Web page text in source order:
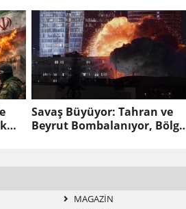
Eden Yazısı
Savaş Büyüyor: Tahran ve
Beyrut Bombalanıyor, Bölge
MAGAZIN